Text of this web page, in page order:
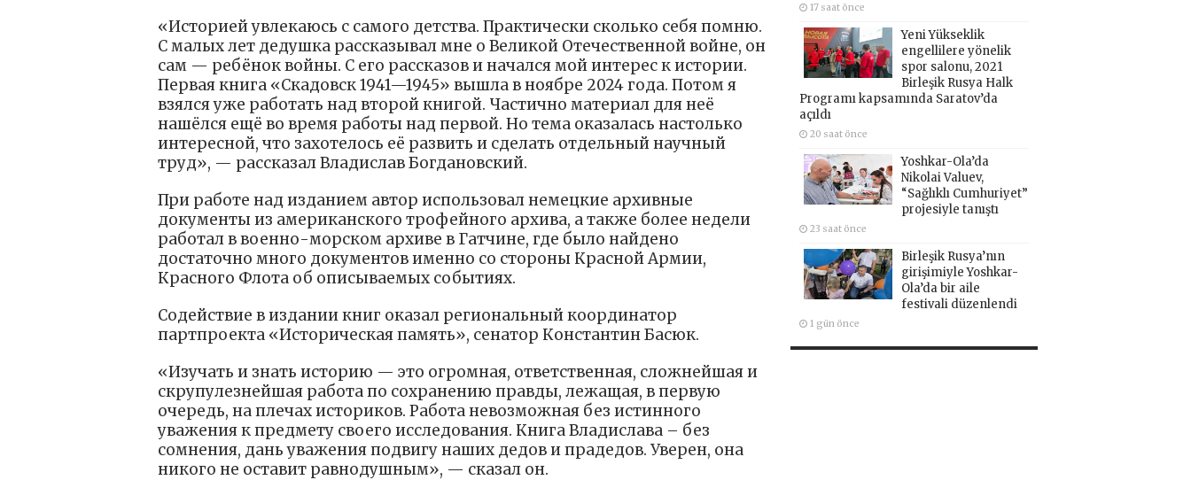
«Историей увлекаюсь с самого детства. Практически сколько себя помню.
С малых лет дедушка рассказывал мне о Великой Отечественной войне, он
сам — ребёнок войны. С его рассказов и начался мой интерес к истории.
Первая книга «Скадовск 1941—1945» вышла в ноябре 2024 года. Потом я
взялся уже работать над второй книгой. Частично материал для неё
нашёлся ещё во время работы над первой. Но тема оказалась настолько
интересной, что захотелось её развить и сделать отдельный научный
труд», — рассказал Владислав Богдановский.
При работе над изданием автор использовал немецкие архивные
документы из американского трофейного архива, а также более недели
работал в военно-морском архиве в Гатчине, где было найдено
достаточно много документов именно со стороны Красной Армии,
Красного Флота об описываемых событиях.
Содействие в издании книг оказал региональный координатор
партпроекта «Историческая память», сенатор Константин Басюк.
«Изучать и знать историю — это огромная, ответственная, сложнейшая и
скрупулезнейшая работа по сохранению правды, лежащая, в первую
очередь, на плечах историков. Работа невозможная без истинного
уважения к предмету своего исследования. Книга Владислава – без
сомнения, дань уважения подвигу наших дедов и прадедов. Уверен, она
никого не оставит равнодушным», — сказал он.
17 saat önce
Yeni Yükseklik
engellilere yönelik
spor salonu, 2021
Birleşik Rusya Halk
Programı kapsamında Saratov’da
açıldı
20 saat önce
Yoshkar-Ola’da
Nikolai Valuev,
“Sağlıklı Cumhuriyet”
projesiyle tanıştı
23 saat önce
Birleşik Rusya’nın
girişimiyle Yoshkar-
Ola’da bir aile
festivali düzenlendi
1 gün önce